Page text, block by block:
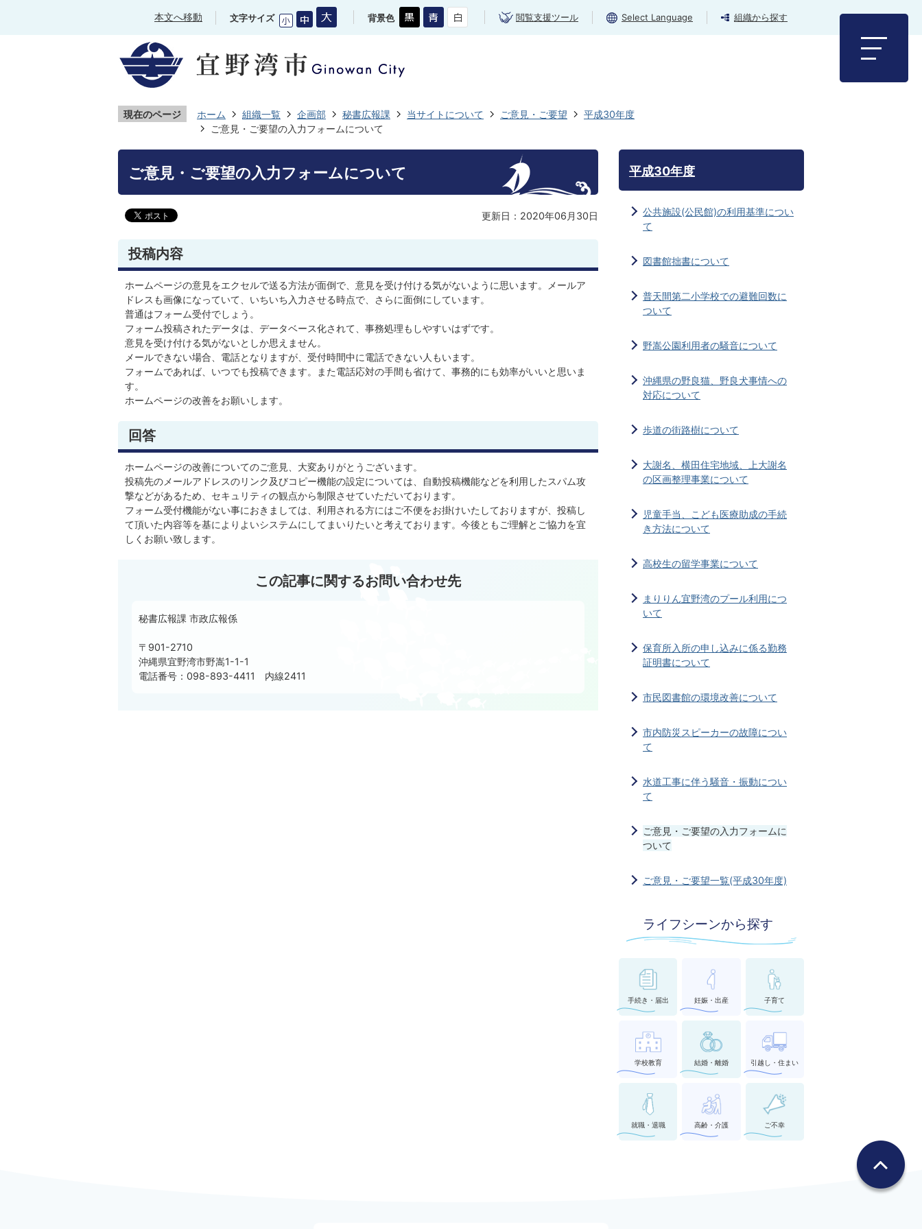
本文へ移動 文字サイズ 背景色 閲覧支援ツール Select Language 組織から探す
現在のページ ホーム 組織一覧 企画部 秘書広報課 当サイトについて ご意見・ご要望
平成30年度
ご意見・ご要望の入力フォームについて
ご意見・ご要望の入力フォームについて
更新日：2020年06月30日
投稿内容
ホームページの意見をエクセルで送る方法が面倒で、意見を受け付ける気がないように思います。メールア
ドレスも画像になっていて、いちいち入力させる時点で、さらに面倒にしています。
普通はフォーム受付でしょう。
フォーム投稿されたデータは、データベース化されて、事務処理もしやすいはずです。
意見を受け付ける気がないとしか思えません。
メールできない場合、電話となりますが、受付時間中に電話できない人もいます。
フォームであれば、いつでも投稿できます。また電話応対の手間も省けて、事務的にも効率がいいと思いま
す。
ホームページの改善をお願いします。
回答
ホームページの改善についてのご意見、大変ありがとうございます。
投稿先のメールアドレスのリンク及びコピー機能の設定については、自動投稿機能などを利用したスパム攻
撃などがあるため、セキュリティの観点から制限させていただいております。
フォーム受付機能がない事におきましては、利用される方にはご不便をお掛けいたしておりますが、投稿し
て頂いた内容等を基によりよいシステムにしてまいりたいと考えております。今後ともご理解とご協力を宜
しくお願い致します。
この記事に関するお問い合わせ先
秘書広報課 市政広報係
〒901-2710
沖縄県宜野湾市野嵩1-1-1
電話番号：098-893-4411 内線2411
平成30年度
公共施設(公民館)の利用基準につい
て
図書館拙書について
普天間第二小学校での避難回数に
ついて
野嵩公園利用者の騒音について
沖縄県の野良猫、野良犬事情への
対応について
歩道の街路樹について
大謝名、横田住宅地域、上大謝名
の区画整理事業について
児童手当、こども医療助成の手続
き方法について
高校生の留学事業について
まりりん宜野湾のプール利用につ
いて
保育所入所の申し込みに係る勤務
証明書について
市民図書館の環境改善について
市内防災スピーカーの故障につい
て
水道工事に伴う騒音・振動につい
て
ご意見・ご要望の入力フォームに
ついて
ご意見・ご要望一覧(平成30年度)
ライフシーンから探す
手続き・届出 妊娠・出産 子育て
学校教育 結婚・離婚 引越し・住まい
就職・退職 高齢・介護 ご不幸